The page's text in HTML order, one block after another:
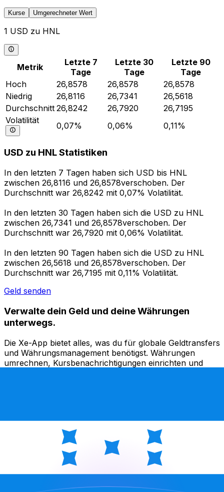
Kurse Umgerechneter Wert
1 USD zu HNL
Metrik
Letzte 7
Tage
Letzte 30
Tage
Letzte 90
Tage
Hoch
26,8578 26,8578
26,8578
Niedrig
26,8116 26,7341
26,5618
Durchschnitt 26,8242 26,7920
26,7195
Volatilität
0,07% 0,06% 0,11%
USD zu HNL Statistiken
In den letzten 7 Tagen haben sich USD bis HNL
zwischen 26,8116 und 26,8578verschoben. Der
Durchschnitt war 26,8242 mit 0,07% Volatilität.
In den letzten 30 Tagen haben sich die USD zu HNL
zwischen 26,7341 und 26,8578verschoben. Der
Durchschnitt war 26,7920 mit 0,06% Volatilität.
In den letzten 90 Tagen haben sich die USD zu HNL
zwischen 26,5618 und 26,8578verschoben. Der
Durchschnitt war 26,7195 mit 0,11% Volatilität.
Geld senden
Verwalte dein Geld und deine Währungen
unterwegs.
Die Xe-App bietet alles, was du für globale Geldtransfers
und Währungsmanagement benötigst. Währungen
umrechnen, Kursbenachrichtigungen einrichten und